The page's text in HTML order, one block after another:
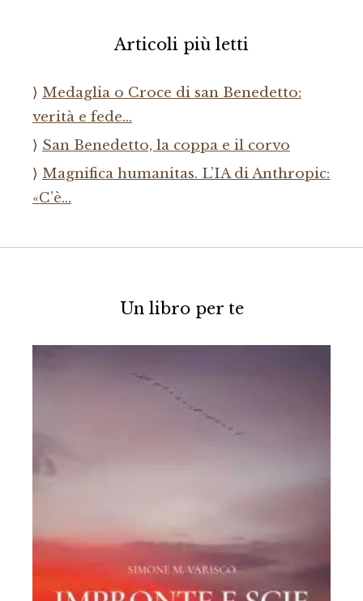
Articoli più letti
Medaglia o Croce di san Benedetto:
verità e fede…
San Benedetto, la coppa e il corvo
Magnifica humanitas. L’IA di Anthropic:
«C’è…
Un libro per te